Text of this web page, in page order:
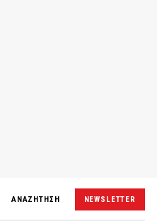
ΑΝΑΖΗΤΗΣΗ NEWSLETTER